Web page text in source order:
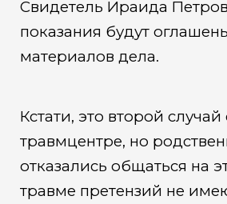
Свидетель Ираида
показания будут
материалов дела.
Кстати, это второй
травмцентре, но
отказались общаться на
травме претензий не